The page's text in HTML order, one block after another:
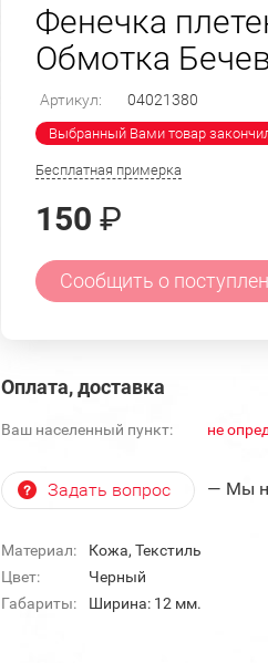
Фенечка
Обмотка
Артикул: 04021380
Выбранный Вами товар
Бесплатная примерка
150 ₽
Сообщить о
Оплата, доставка
Ваш населенный пункт: не
Задать вопрос — Мы
Материал:
Кожа, Текстиль
Цвет:
Черный
Габариты:
Ширина: 12 мм.